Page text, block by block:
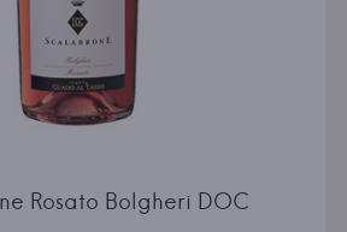
Rosato Bolgheri DOC